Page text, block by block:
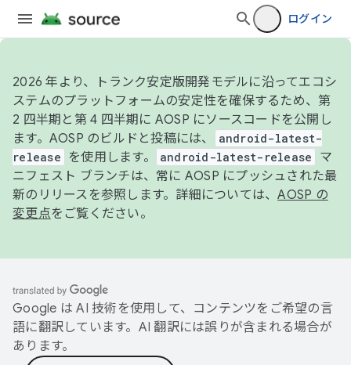
ログイン
2026 年より、トランク安定版開発モデルに沿ってエコシ
ステムのプラットフォームの安定性を確保するため、第
2 四半期と第 4 四半期に AOSP にソースコードを公開し
ます。AOSP のビルドと投稿には、
android-latest-
release
を使用します。 android-latest-release
マ
ニフェスト ブランチは、常に AOSP にプッシュされた最
新のリリースを参照します。詳細については、AOSP の
変更点をご覧ください。
Google は AI 技術を使用して、コンテンツをご希望の言
語に翻訳しています。AI 翻訳には誤りが含まれる場合が
あります。